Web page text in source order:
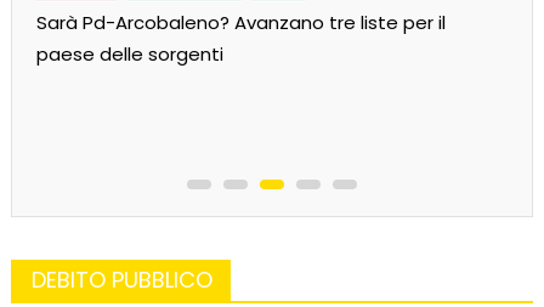
Sarà Pd-Arcobaleno? Avanzano tre liste per il
paese delle sorgenti
DEBITO PUBBLICO